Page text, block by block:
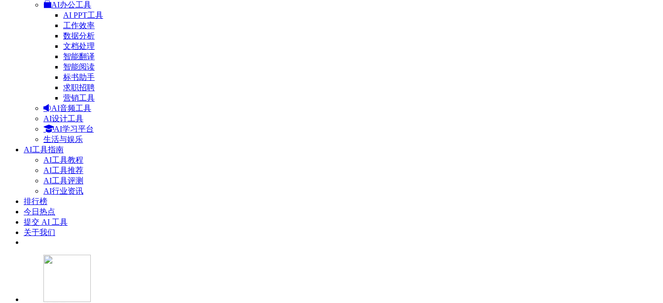
AI办公工具
AI PPT工具
工作效率
数据分析
文档处理
智能翻译
智能阅读
标书助手
求职招聘
营销工具
AI音频工具
AI设计工具
AI学习平台
生活与娱乐
AI工具指南
AI工具教程
AI工具推荐
AI工具评测
AI行业资讯
排行榜
今日热点
提交 AI 工具
关于我们